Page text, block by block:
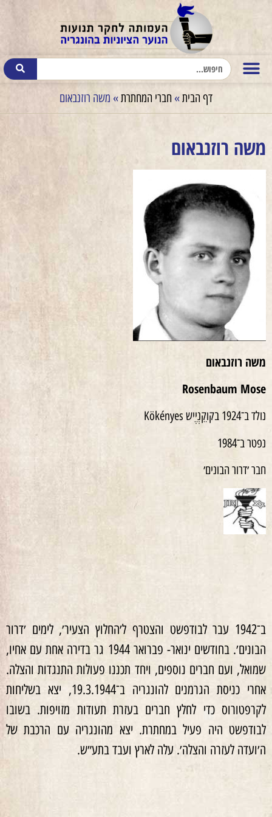
דף הבית» חברי המחתרת» משה רוזנבאום
משה רוזנבאום
משה רוזנבאום
Rosenbaum Mose
נולד ב־1924 בקוקֵנְיֶיש Kökényes
נפטר ב־1984
חבר ׳דרור הבונים׳
ב־1942 עבר לבודפשט והצטרף ל׳החלוץ הצעיר׳, לימים ׳דרור
הבונים׳. בחודשים ינואר- פברואר 1944 גר בדירה אחת עם אחיו,
שמואל, ועם חברים נוספים, ויחד תכננו פעולות התנגדות והצלה.
אחרי כניסת הגרמנים להונגריה ב־19.3.1944, יצא בשליחות
לקרפטורוס כדי לחלץ חברים בעזרת תעודות מזויפות. בשובו
לבודפשט היה פעיל במחתרת. יצא מהונגריה עם הרכבת של
ה׳ועדה לעזרה והצלה׳. עלה לארץ ועבד בתע״ש.